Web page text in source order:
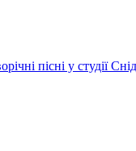
пісні у студії